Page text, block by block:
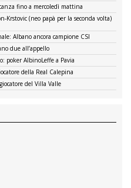
fino a mercoledì mattina
Krstovic (neo papà per la seconda volta)
Albano ancora campione CSI
due all’appello
poker AlbinoLeffe a Pavia
della Real Calepina
del Villa Valle